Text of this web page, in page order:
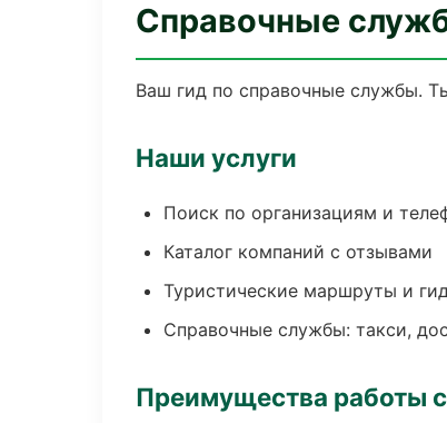
Справочные
Ваш гид по справочные службы.
Наши услуги
Поиск по организациям и
Каталог компаний с отзывами
Туристические маршруты и
Справочные службы: такси,
Преимущества работы